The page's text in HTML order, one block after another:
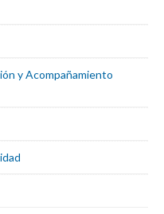
y Acompañamiento